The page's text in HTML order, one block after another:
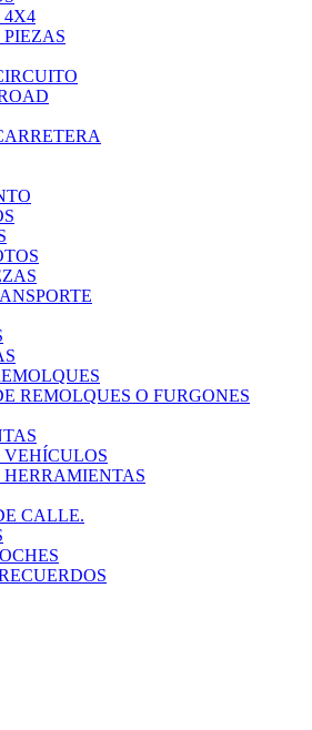
4X4
REMOLQUES O FURGONES
VEHÍCULOS
HERRAMIENTAS
CALLE.